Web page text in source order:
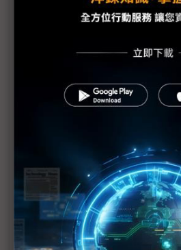
年華為能穩步前進
黃仁勳：韜定律不威脅台積電
10年早卡位
北京大學推晶片3D設計EDA工
韜定律凸顯先進封裝戰略地位
契機
華為拋出「韜定律」 欲從技